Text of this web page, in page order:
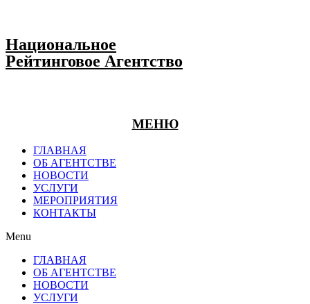
Национальное
Рейтинговое Агентство
МЕНЮ
ГЛАВНАЯ
ОБ АГЕНТСТВЕ
НОВОСТИ
УСЛУГИ
МЕРОПРИЯТИЯ
КОНТАКТЫ
Menu
ГЛАВНАЯ
ОБ АГЕНТСТВЕ
НОВОСТИ
УСЛУГИ